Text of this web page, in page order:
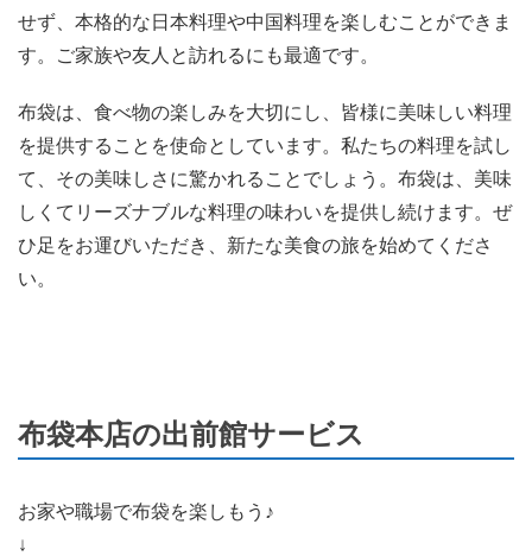
せず、本格的な日本料理や中国料理を楽しむことができま
す。ご家族や友人と訪れるにも最適です。
布袋は、食べ物の楽しみを大切にし、皆様に美味しい料理
を提供することを使命としています。私たちの料理を試し
て、その美味しさに驚かれることでしょう。布袋は、美味
しくてリーズナブルな料理の味わいを提供し続けます。ぜ
ひ足をお運びいただき、新たな美食の旅を始めてくださ
い。
布袋本店の出前館サービス
お家や職場で布袋を楽しもう♪
↓